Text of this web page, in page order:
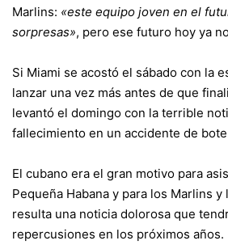
Marlins: «este equipo joven en el
sorpresas», pero ese futuro hoy ya
Si Miami se acostó el sábado con la
lanzar una vez más antes de que
levantó el domingo con la terrible
fallecimiento en un accidente de
El cubano era el gran motivo para
Pequeña Habana y para los Marlins
resulta una noticia dolorosa que
repercusiones en los próximos años.